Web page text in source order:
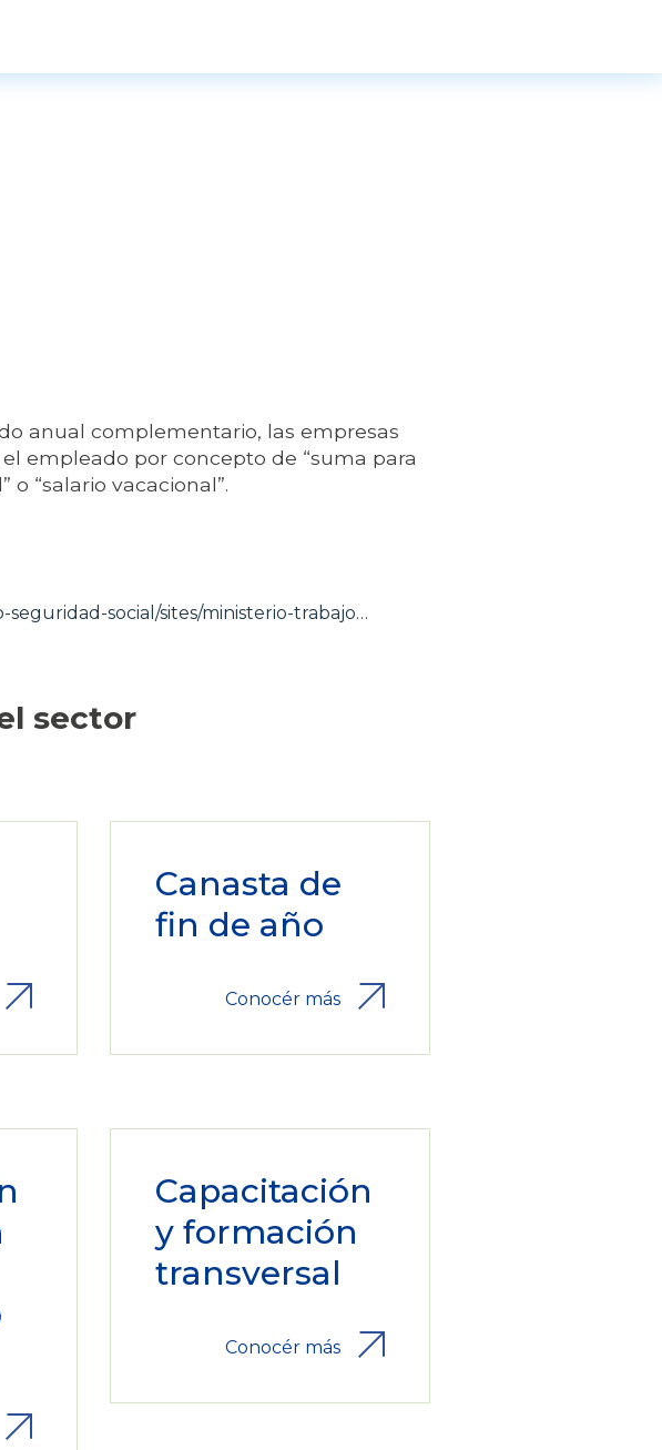
anual complementario, las empresas
empleado por concepto de “suma para
“salario vacacional”.
social/sites/ministerio-trabajo…
sector
Canasta de
fin de año
Conocér más
Capacitación
y formación
transversal
Conocér más